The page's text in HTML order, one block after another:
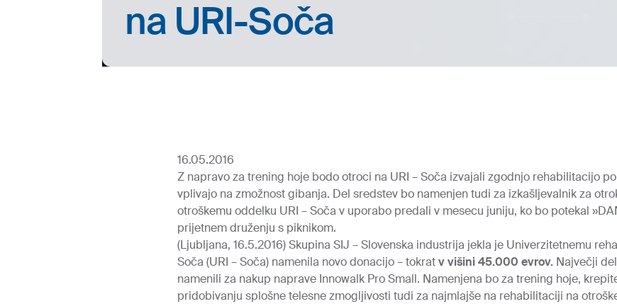
na URI-Soča
16.05.2016
Z napravo za trening hoje bodo otroci na URI – Soča izvajali zgodnjo rehabilitacijo
vplivajo na zmožnost gibanja. Del sredstev bo namenjen tudi za izkašljevalnik za
otroškemu oddelku URI – Soča v uporabo predali v mesecu juniju, ko bo potekal
prijetnem druženju s piknikom.
(Ljubljana, 16.5.2016) Skupina SIJ – Slovenska industrija jekla je Univerzitetnemu
Soča (URI – Soča) namenila novo donacijo – tokratv višini 45.000 evrov.Največji del
namenili za nakup naprave Innowalk Pro Small. Namenjena bo za trening hoje,
pridobivanju splošne telesne zmogljivosti tudi za najmlajše na rehabilitaciji na